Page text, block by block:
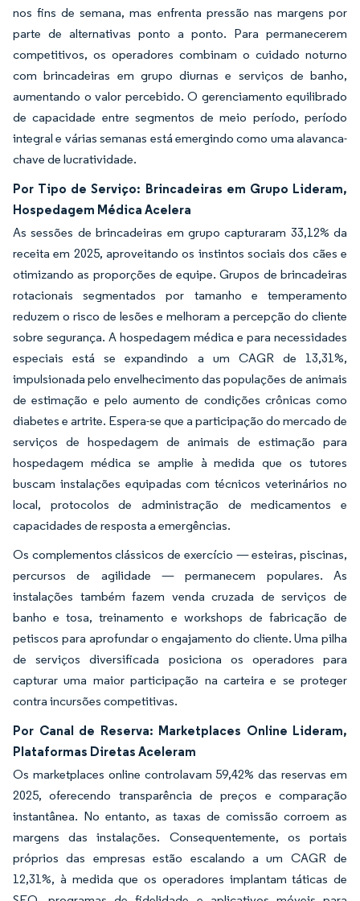
nos fins de semana, mas enfrenta pressão nas margens por
parte de alternativas ponto a ponto. Para permanecerem
competitivos, os operadores combinam o cuidado noturno
com brincadeiras em grupo diurnas e serviços de banho,
aumentando o valor percebido. O gerenciamento equilibrado
de capacidade entre segmentos de meio período, período
integral e várias semanas está emergindo como uma alavanca-
chave de lucratividade.
Por Tipo de Serviço: Brincadeiras em Grupo Lideram,
Hospedagem Médica Acelera
As sessões de brincadeiras em grupo capturaram 33,12% da
receita em 2025, aproveitando os instintos sociais dos cães e
otimizando as proporções de equipe. Grupos de brincadeiras
rotacionais segmentados por tamanho e temperamento
reduzem o risco de lesões e melhoram a percepção do cliente
sobre segurança. A hospedagem médica e para necessidades
especiais está se expandindo a um CAGR de 13,31%,
impulsionada pelo envelhecimento das populações de animais
de estimação e pelo aumento de condições crônicas como
diabetes e artrite. Espera-se que a participação do mercado de
serviços de hospedagem de animais de estimação para
hospedagem médica se amplie à medida que os tutores
buscam instalações equipadas com técnicos veterinários no
local, protocolos de administração de medicamentos e
capacidades de resposta a emergências.
Os complementos clássicos de exercício — esteiras, piscinas,
percursos de agilidade — permanecem populares. As
instalações também fazem venda cruzada de serviços de
banho e tosa, treinamento e workshops de fabricação de
petiscos para aprofundar o engajamento do cliente. Uma pilha
de serviços diversificada posiciona os operadores para
capturar uma maior participação na carteira e se proteger
contra incursões competitivas.
Por Canal de Reserva: Marketplaces Online Lideram,
Plataformas Diretas Aceleram
Os marketplaces online controlavam 59,42% das reservas em
2025, oferecendo transparência de preços e comparação
instantânea. No entanto, as taxas de comissão corroem as
margens das instalações. Consequentemente, os portais
próprios das empresas estão escalando a um CAGR de
12,31%, à medida que os operadores implantam táticas de